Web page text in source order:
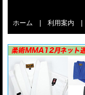
ホーム 利用案内